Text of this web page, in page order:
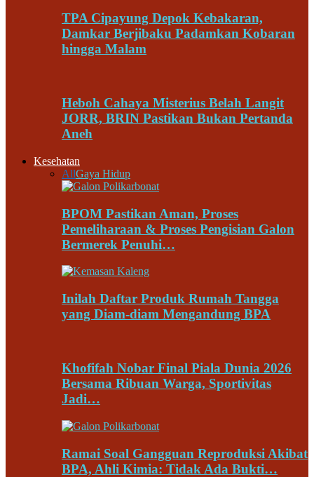
TPA Cipayung Depok Kebakaran,
Damkar Berjibaku Padamkan Kobaran
hingga Malam
Heboh Cahaya Misterius Belah Langit
JORR, BRIN Pastikan Bukan Pertanda
Aneh
Kesehatan
AllGaya Hidup
BPOM Pastikan Aman, Proses
Pemeliharaan & Proses Pengisian Galon
Bermerek Penuhi…
Inilah Daftar Produk Rumah Tangga
yang Diam-diam Mengandung BPA
Khofifah Nobar Final Piala Dunia 2026
Bersama Ribuan Warga, Sportivitas
Jadi…
Ramai Soal Gangguan Reproduksi Akibat
BPA, Ahli Kimia: Tidak Ada Bukti…